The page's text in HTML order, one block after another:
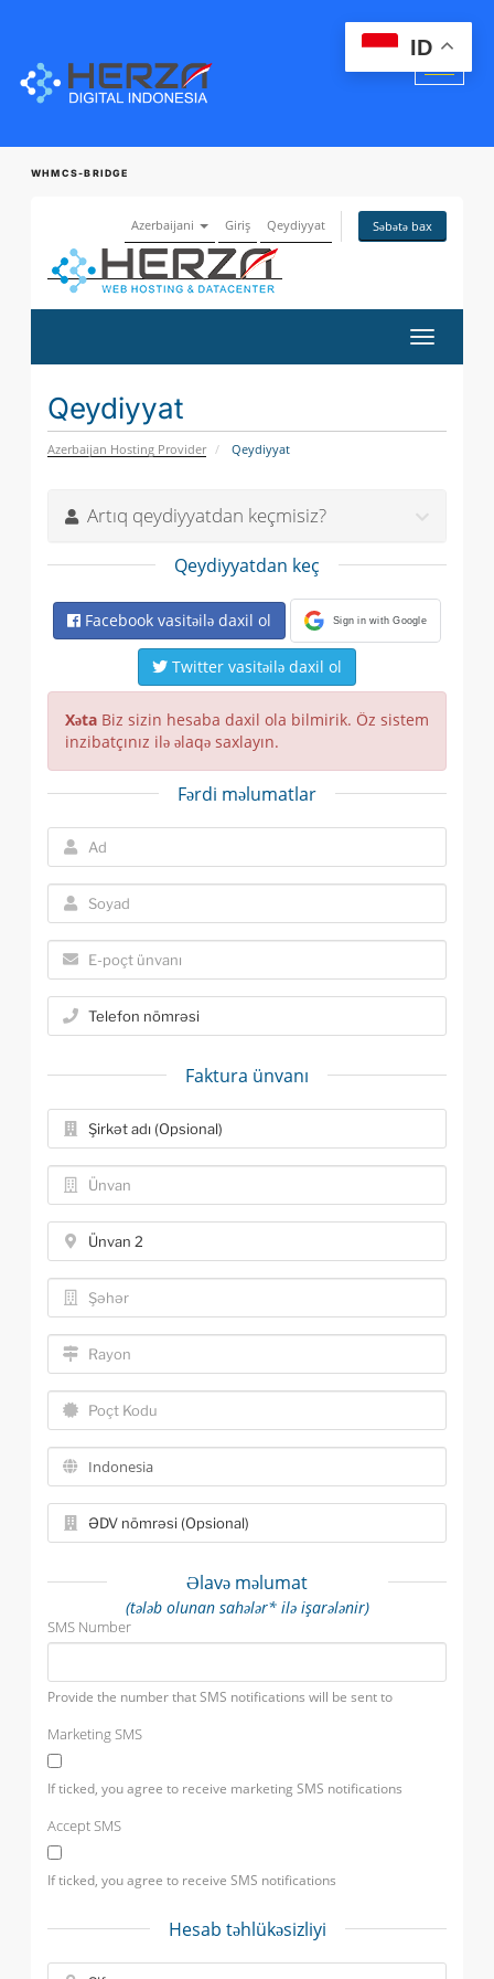
WHMCS-BRIDGE
Azerbaijani Giriş Qeydiyyat Səbətə bax
keçid
Qeydiyyat
Azerbaijan Hosting Provider Qeydiyyat
Artıq qeydiyyatdan keçmisiz?
Qeydiyyatdan keç
Facebook vasitəilə daxil ol Sign in with Google
Twitter vasitəilə daxil ol
Xəta Biz sizin hesaba daxil ola bilmirik. Öz sistem
inzibatçınız ilə əlaqə saxlayın.
Fərdi məlumatlar
Faktura ünvanı
Əlavə məlumat
(tələb olunan sahələr* ilə işarələnir)
SMS Number
Provide the number that SMS notifications will be sent to
Marketing SMS
If ticked, you agree to receive marketing SMS notifications
Accept SMS
If ticked, you agree to receive SMS notifications
Hesab təhlükəsizliyi
ID